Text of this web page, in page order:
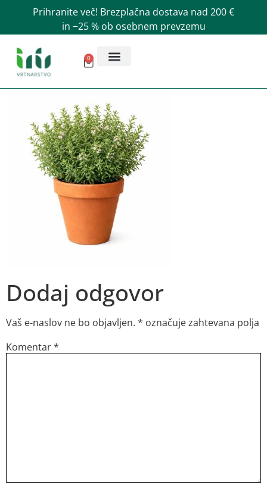
Prihranite več! Brezplačna dostava nad 200 €
in −25 % ob osebnem prevzemu
0
Dodaj odgovor
Vaš e-naslov ne bo objavljen. * označuje zahtevana polja
Komentar*